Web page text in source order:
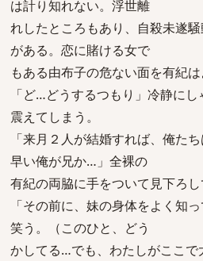
は計り知れない。浮世離
れしたところもあり、自殺未遂
がある。恋に賭ける女で
もある由布子の危ない面を有紀は
「ど…どうするつもり」冷静に
震えてしまう。
「来月２人が結婚すれば、俺た
早い俺が兄か…」全裸の
有紀の両脇に手をついて見下ろし
「その前に、妹の身体をよく知
笑う。（このひと、どう
かしてる…でも、わたしがここ